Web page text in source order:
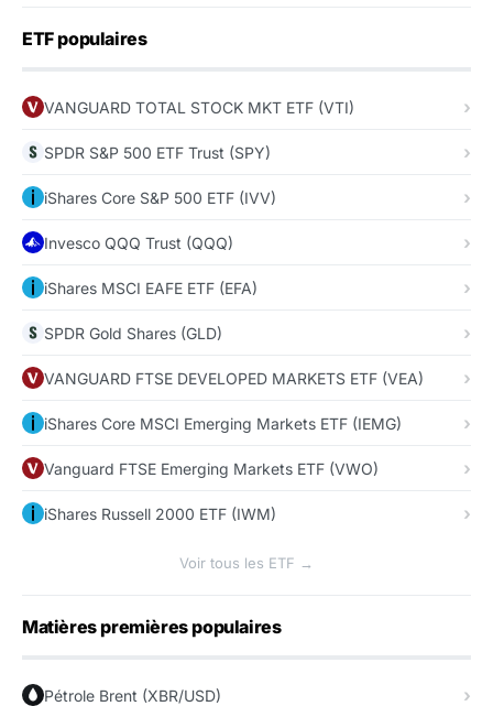
ETF populaires
VANGUARD TOTAL STOCK MKT ETF (VTI)
SPDR S&P 500 ETF Trust (SPY)
iShares Core S&P 500 ETF (IVV)
Invesco QQQ Trust (QQQ)
iShares MSCI EAFE ETF (EFA)
SPDR Gold Shares (GLD)
VANGUARD FTSE DEVELOPED MARKETS ETF (VEA)
iShares Core MSCI Emerging Markets ETF (IEMG)
Vanguard FTSE Emerging Markets ETF (VWO)
iShares Russell 2000 ETF (IWM)
Voir tous les ETF →
Matières premières populaires
Pétrole Brent (XBR/USD)